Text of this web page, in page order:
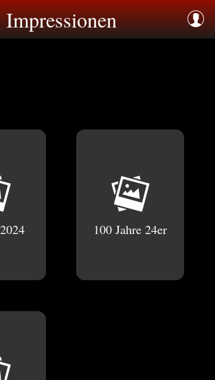
Impressionen
100 Jahre 24er